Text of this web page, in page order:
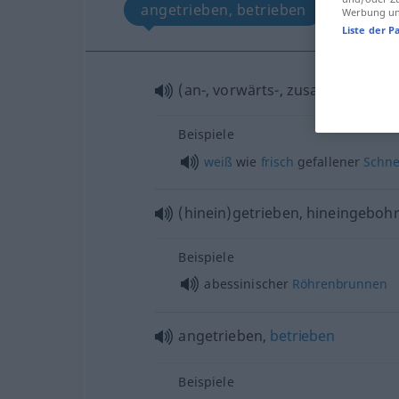
angetrieben, betrieben
(an-, vorwärts-,
Beispiele
weiß wie frisch gefallener
(hinein)getrieben,
Beispiele
abessinischer Röhrenbrunnen
angetrieben, betrieben
Beispiele
Werbung
Liste der